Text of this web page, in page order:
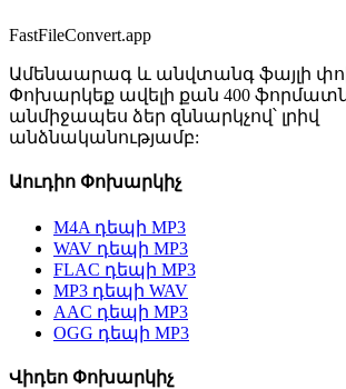
FastFileConvert.app
Ամենաարագ և անվտանգ ֆայլի
Փոխարկեք ավելի քան 400
անմիջապես ձեր զննարկչով՝ լրիվ
անձնականությամբ:
Աուդիո Փոխարկիչ
M4A դեպի MP3
WAV դեպի MP3
FLAC դեպի MP3
MP3 դեպի WAV
AAC դեպի MP3
OGG դեպի MP3
Վիդեո Փոխարկիչ